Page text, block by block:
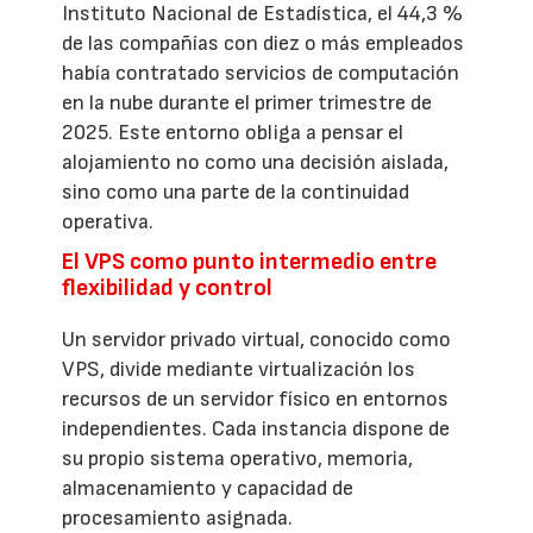
Instituto Nacional de Estadística, el 44,3 %
de las compañías con diez o más empleados
había contratado servicios de computación
en la nube durante el primer trimestre de
2025. Este entorno obliga a pensar el
alojamiento no como una decisión aislada,
sino como una parte de la continuidad
operativa.
El VPS como punto intermedio entre
flexibilidad y control
Un servidor privado virtual, conocido como
VPS, divide mediante virtualización los
recursos de un servidor físico en entornos
independientes. Cada instancia dispone de
su propio sistema operativo, memoria,
almacenamiento y capacidad de
procesamiento asignada.